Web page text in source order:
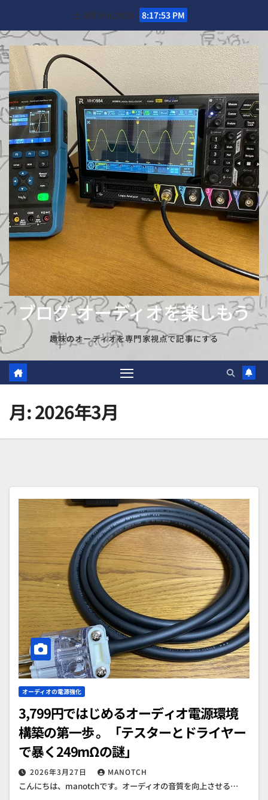
content
土. 8月 8th, 2026 8:17:54 PM
ブログ-オーディオを楽しもう
趣味のオーディオを専門家視点で記事にする
月:2026年3月
オーディオの電源強化
3,799円ではじめるオーディオ電源環境
構築の第一歩 。「テスターとドライヤー
で暴く249mΩの謎」
2026年3月27日 MANOTCH
こんにちは、manotchです。オーディオの音質を向上させる…